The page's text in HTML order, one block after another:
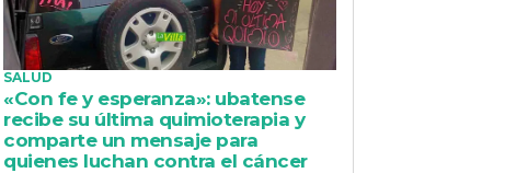
SALUD
«Con fe y esperanza»: ubatense
recibe su última quimioterapia y
comparte un mensaje para
quienes luchan contra el cáncer